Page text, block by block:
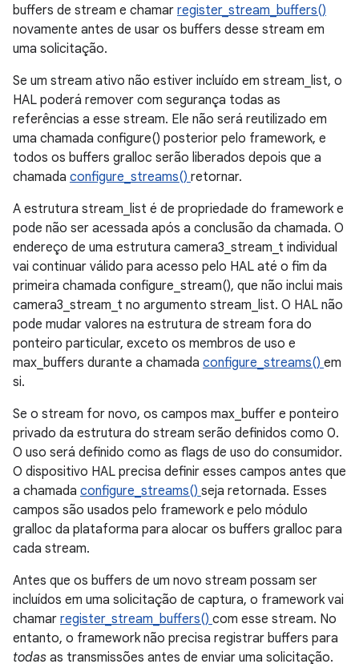
buffers de stream e chamar register_stream_buffers()
novamente antes de usar os buffers desse stream em
uma solicitação.
Se um stream ativo não estiver incluído em stream_list, o
HAL poderá remover com segurança todas as
referências a esse stream. Ele não será reutilizado em
uma chamada configure() posterior pelo framework, e
todos os buffers gralloc serão liberados depois que a
chamada configure_streams() retornar.
A estrutura stream_list é de propriedade do framework e
pode não ser acessada após a conclusão da chamada. O
endereço de uma estrutura camera3_stream_t individual
vai continuar válido para acesso pelo HAL até o fim da
primeira chamada configure_stream(), que não inclui mais
camera3_stream_t no argumento stream_list. O HAL não
pode mudar valores na estrutura de stream fora do
ponteiro particular, exceto os membros de uso e
max_buffers durante a chamada configure_streams() em
si.
Se o stream for novo, os campos max_buffer e ponteiro
privado da estrutura do stream serão definidos como 0.
O uso será definido como as flags de uso do consumidor.
O dispositivo HAL precisa definir esses campos antes que
a chamada configure_streams() seja retornada. Esses
campos são usados pelo framework e pelo módulo
gralloc da plataforma para alocar os buffers gralloc para
cada stream.
Antes que os buffers de um novo stream possam ser
incluídos em uma solicitação de captura, o framework vai
chamar register_stream_buffers() com esse stream. No
entanto, o framework não precisa registrar buffers para
todas as transmissões antes de enviar uma solicitação.